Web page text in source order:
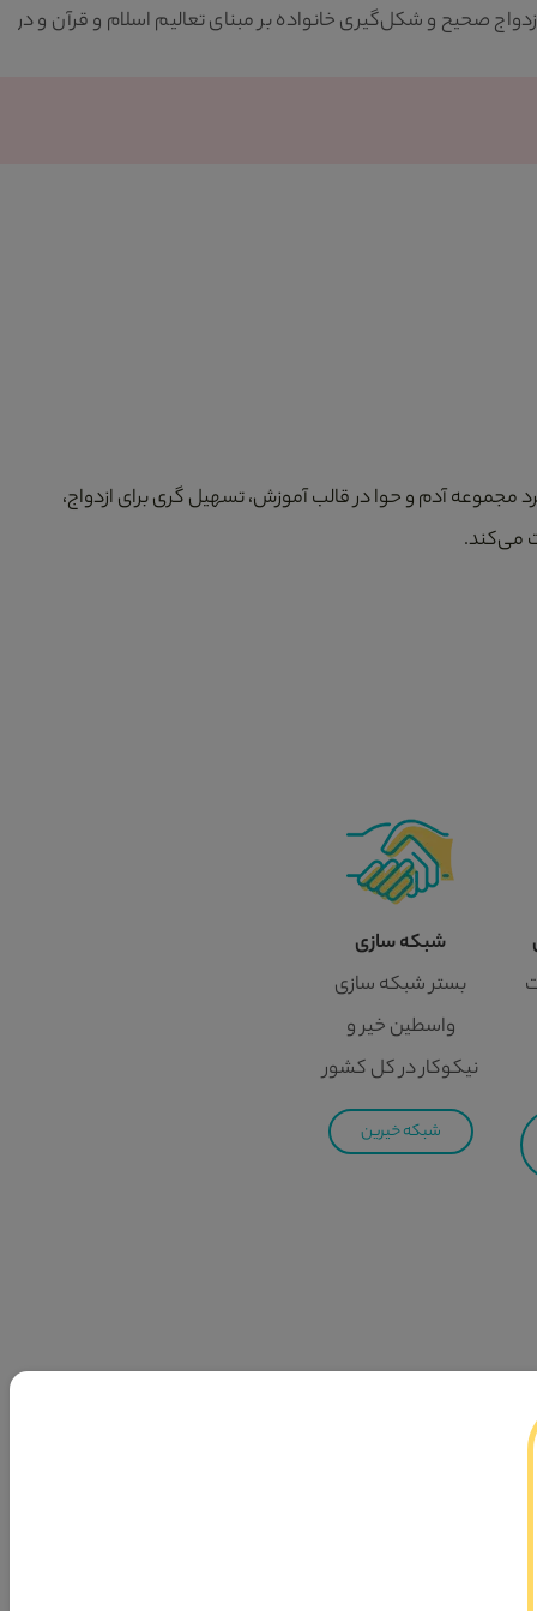
صحیح و شکل‌گیری خانواده بر مبنای تعالیم اسلام و قرآن و در
آدم و حوا در قالب آموزش، تسهیل گری برای ازدواج،
می‌کند.
شبکه سازی
بستر شبکه سازی
واسطین خیر و
نیکوکار در کل کشور
شبکه خیرین
ازدواج و خانواده در جهت پیشبرد فرمایش مقام معظم
نیل به سمت جامعه اسلامی تشکیل شده است.
متعال می‌فرماید «وَأَنْکِحُوا الْأَیامى‌ مِنْکُمْ وَ الصَّالِحینَ مِنْ